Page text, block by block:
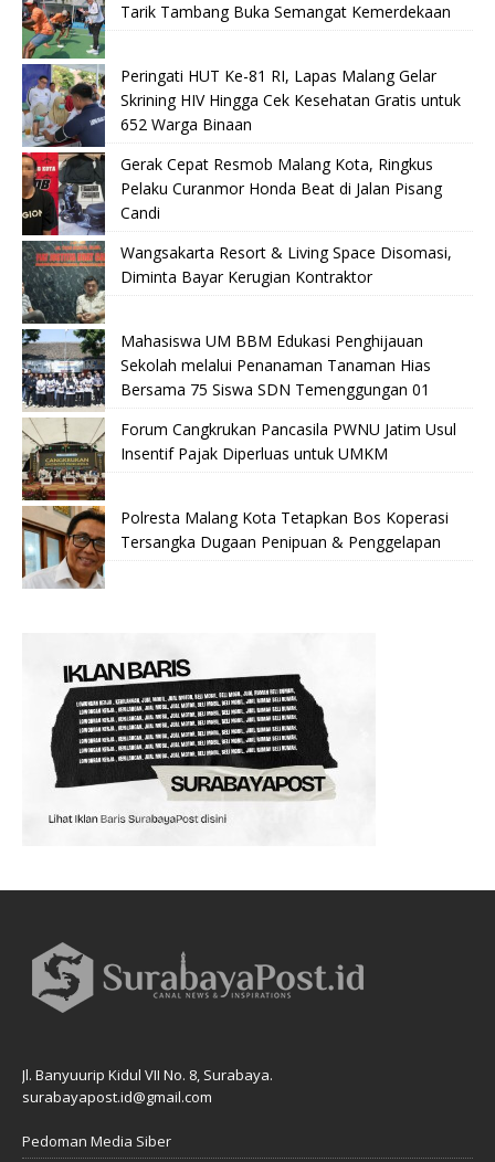
Tarik Tambang Buka Semangat Kemerdekaan
Peringati HUT Ke-81 RI, Lapas Malang Gelar
Skrining HIV Hingga Cek Kesehatan Gratis untuk
652 Warga Binaan
Gerak Cepat Resmob Malang Kota, Ringkus
Pelaku Curanmor Honda Beat di Jalan Pisang
Candi
Wangsakarta Resort & Living Space Disomasi,
Diminta Bayar Kerugian Kontraktor
Mahasiswa UM BBM Edukasi Penghijauan
Sekolah melalui Penanaman Tanaman Hias
Bersama 75 Siswa SDN Temenggungan 01
Forum Cangkrukan Pancasila PWNU Jatim Usul
Insentif Pajak Diperluas untuk UMKM
Polresta Malang Kota Tetapkan Bos Koperasi
Tersangka Dugaan Penipuan & Penggelapan
Jl. Banyuurip Kidul VII No. 8, Surabaya.
surabayapost.id@gmail.com
Pedoman Media Siber